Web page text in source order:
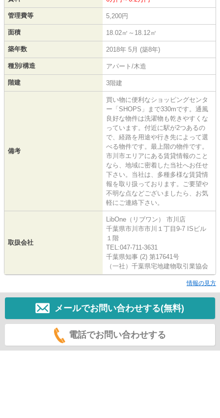
管理費等 5,200円
面積 18.02㎡～18.12㎡
築年数 2018年 5月 (築8年)
種別/構造 アパート/木造
階建 3階建
備考
買い物に便利なショッピングセンタ
ー「SHOPS」まで330mです。通風
良好な物件は洗濯物も乾きやすくな
っています。付近に駅が2つあるの
で、経路を用途や行き先によって選
べる物件です。最上階の物件です。
市川市エリアにある賃貸情報のこと
なら、地域に密着した当社へお任せ
下さい。当社は、多種多様な賃貸情
報を取り扱っております。ご要望や
不明な点などございましたら、お気
軽にご連絡下さい。
取扱会社
LibOne（リブワン） 市川店
千葉県市川市市川１丁目9-7 ISビル
１階
TEL:047-711-3631
千葉県知事 (2) 第17641号
（一社）千葉県宅地建物取引業協会
情報の見方
メールでお問い合わせする(無料)
電話でお問い合わせする